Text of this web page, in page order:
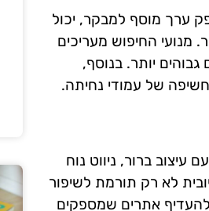
ערך מוסף למבקר, יכול
מנועי החיפוש מעריכים
יותר. בנוסף,
של עמודי נחיתה.
ברור, ניווט נוח
לא רק תורמת לשיפור
אתרים שמספקים